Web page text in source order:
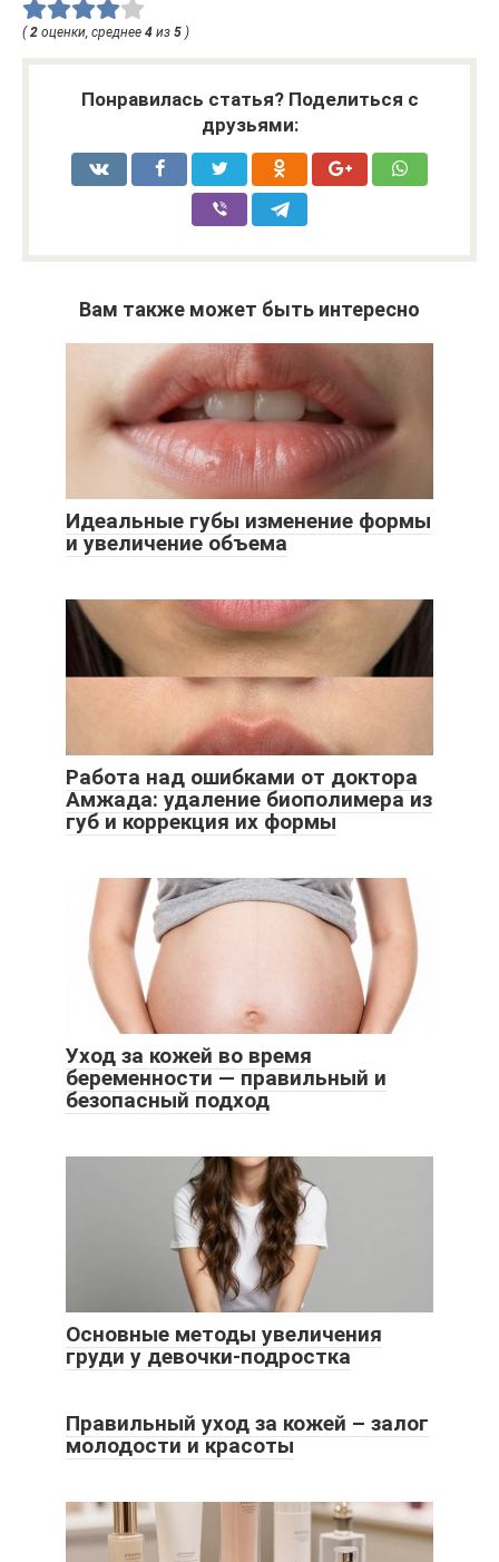
(2 оценки, среднее 4 из 5 )
Понравилась статья? Поделиться с
друзьями:
Вам также может быть интересно
Идеальные губы изменение формы
и увеличение объема
Работа над ошибками от доктора
Амжада: удаление биополимера из
губ и коррекция их формы
Уход за кожей во время
беременности — правильный и
безопасный подход
Основные методы увеличения
груди у девочки-подростка
Правильный уход за кожей – залог
молодости и красоты